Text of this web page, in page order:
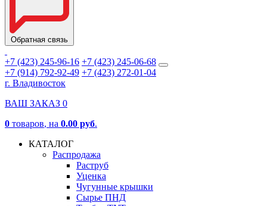
Обратная связь
+7 (423) 245-96-16 +7 (423) 245-06-68
+7 (914) 792-92-49 +7 (423) 272-01-04
г. Владивосток
ВАШ ЗАКАЗ 0
0 товаров, на 0.00 руб.
КАТАЛОГ
Распродажа
Раструб
Уценка
Чугунные крышки
Сырье ПНД